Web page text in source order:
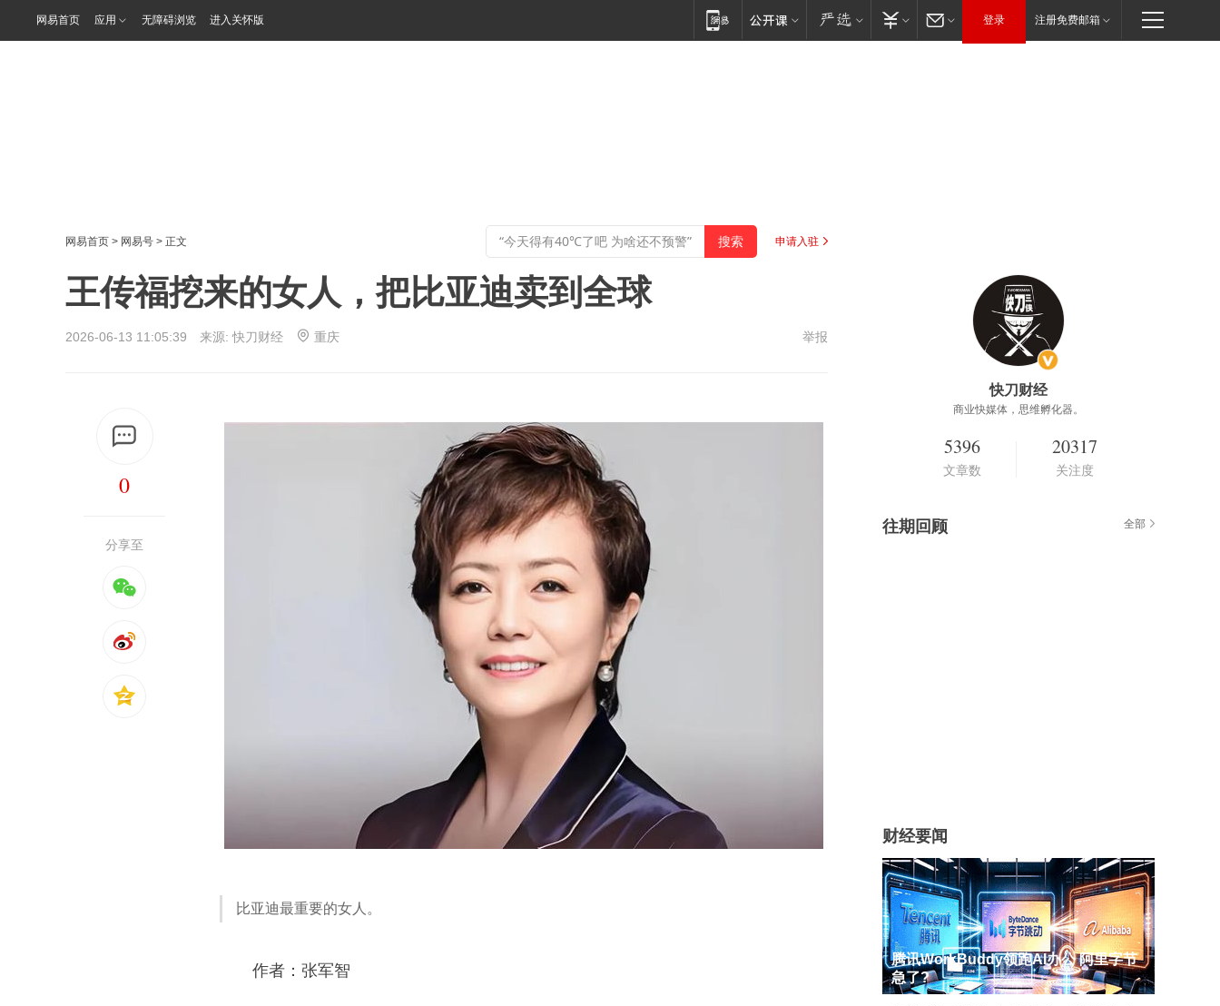
网易首页 应用 无障碍浏览 进入关怀版 登录 注册免费邮箱
网易首页 > 网易号 > 正文 申请入驻
王传福挖来的女人，把比亚迪卖到全球
2026-06-13 11:05:39 来源:快刀财经 重庆 举报
0
分享至
比亚迪最重要的女人。
作者：张军智
快刀财经
商业快媒体，思维孵化器。
5396
文章数
20317
关注度
往期回顾 全部
财经要闻
腾讯WorkBuddy领跑AI办公 阿里字节
急了?